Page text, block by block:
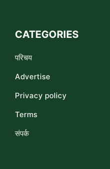
CATEGORIES
परिचय
Advertise
Privacy policy
Terms
संपर्क